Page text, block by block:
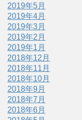
2019年5月
2019年4月
2019年3月
2019年2月
2019年1月
2018年12月
2018年11月
2018年10月
2018年9月
2018年7月
2018年6月